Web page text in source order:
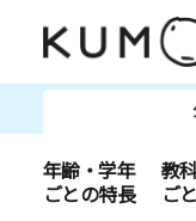
年齢・学年
ごとの特長
教
ご